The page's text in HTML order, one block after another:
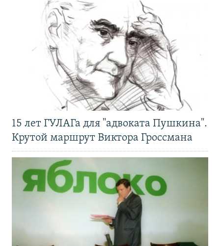
15 лет ГУЛАГа для "адвоката Пушкина".
Крутой маршрут Виктора Гроссмана